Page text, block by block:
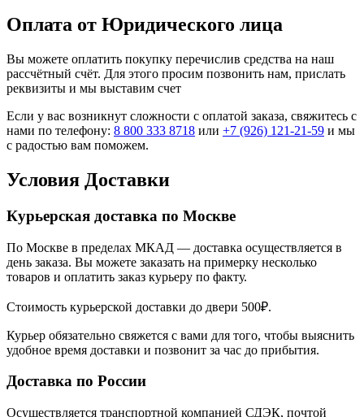
Оплата от Юридического лица
Вы можете оплатить покупку перечислив средства на наш
рассчётный счёт. Для этого просим позвонить нам, прислать
реквизиты и мы выставим счет
Если у вас возникнут сложности с оплатой заказа, свяжитесь с
нами по телефону: 8 800 333 8718 или +7 (926) 121-21-59 и мы
с радостью вам поможем.
Условия Доставки
Курьерская доставка по Москве
По Москве в пределах МКАД — доставка осуществляется в
день заказа. Вы можете заказать на примерку несколько
товаров и оплатить заказ курьеру по факту.
Стоимость курьерской доставки до двери 500₽.
Курьер обязательно свяжется с вами для того, чтобы выяснить
удобное время доставки и позвонит за час до прибытия.
Доставка по России
Осуществляется транспортной компанией СДЭК, почтой